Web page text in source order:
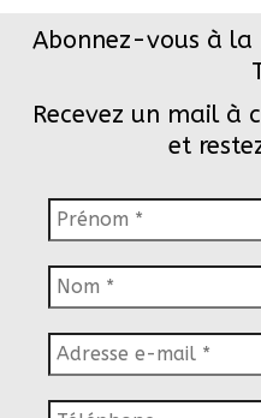
Abonnez-vous à la
Recevez un mail à
et